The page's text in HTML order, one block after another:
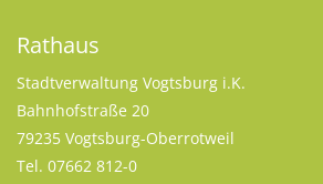
Rathaus
Stadtverwaltung Vogtsburg i.K.
Bahnhofstraße 20
79235 Vogtsburg-Oberrotweil
Tel. 07662 812-0